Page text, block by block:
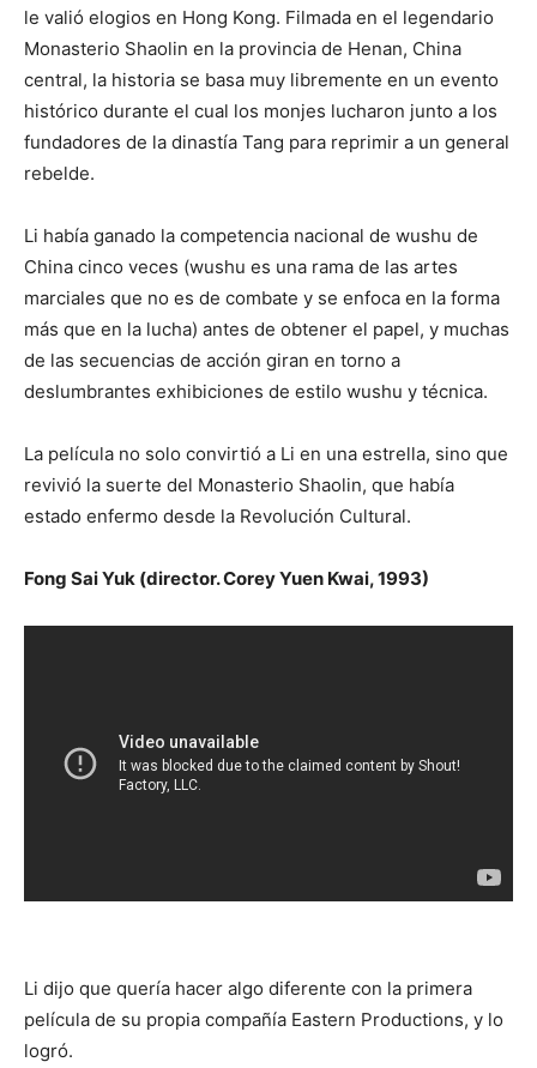
le valió elogios en Hong Kong. Filmada en el legendario
Monasterio Shaolin en la provincia de Henan, China
central, la historia se basa muy libremente en un evento
histórico durante el cual los monjes lucharon junto a los
fundadores de la dinastía Tang para reprimir a un general
rebelde.
Li había ganado la competencia nacional de wushu de
China cinco veces (wushu es una rama de las artes
marciales que no es de combate y se enfoca en la forma
más que en la lucha) antes de obtener el papel, y muchas
de las secuencias de acción giran en torno a
deslumbrantes exhibiciones de estilo wushu y técnica.
La película no solo convirtió a Li en una estrella, sino que
revivió la suerte del Monasterio Shaolin, que había
estado enfermo desde la Revolución Cultural.
Fong Sai Yuk (director. Corey Yuen Kwai, 1993)
Li dijo que quería hacer algo diferente con la primera
película de su propia compañía Eastern Productions, y lo
logró.